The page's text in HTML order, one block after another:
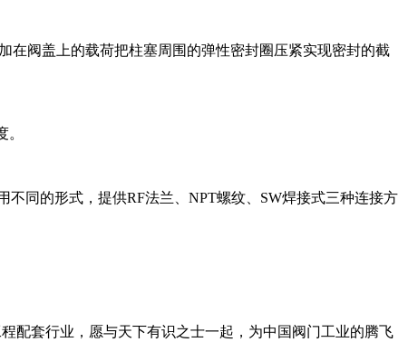
在阀盖上的载荷把柱塞周围的弹性密封圈压紧实现密封的截
温度。
同的形式，提供RF法兰、NPT螺纹、SW焊接式三种连接方
配套行业，愿与天下有识之士一起，为中国阀门工业的腾飞